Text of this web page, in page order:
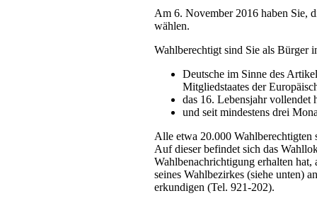
Am 6. November 2016 haben Sie,
wählen.
Wahlberechtigt sind Sie als Bürger
Deutsche im Sinne des
Mitgliedstaates der
das 16. Lebensjahr vollendet
und seit mindestens drei
Alle etwa 20.000 Wahlberechtigten
Auf dieser befindet sich das
Wahlbenachrichtigung erhalten
seines Wahlbezirkes (siehe unten)
erkundigen (Tel. 921-202).